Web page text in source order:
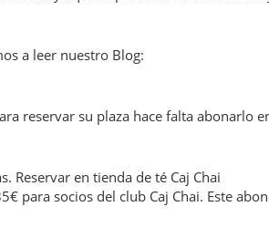
a leer nuestro Blog:
reservar su plaza hace falta abonarlo
Reservar en tienda de té Caj Chai
para socios del club Caj Chai. Este